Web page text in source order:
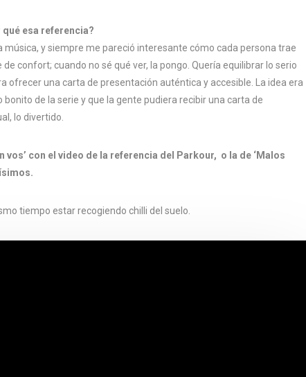
qué esa referencia?
y siempre me pareció interesante cómo cada persona trae
confort; cuando no sé qué ver, la pongo. Quería equilibrar lo serio
ofrecer una carta de presentación auténtica y accesible. La idea era
de la serie y que la gente pudiera recibir una carta de
lo divertido.
con el video de la referencia del Parkour, o la de ‘Malos
tiempo estar recogiendo chilli del suelo.